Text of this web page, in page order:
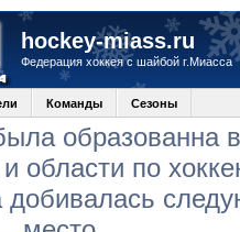
hockey-miass.ru
Федерация хоккея с шайбой г.Миасса
Команды Сезоны
образованна
области по